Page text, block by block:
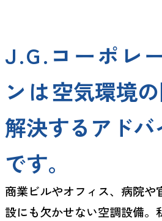
J.G.コーポレ
ンは空気環境
解決するアドバ
です。
商業ビルやオフィス、病院や
設にも欠かせない空調設備。